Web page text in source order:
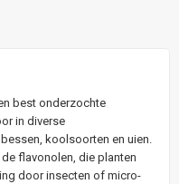
best onderzochte
in diverse
koolsoorten en uien.
flavonolen, die planten
door insecten of micro-